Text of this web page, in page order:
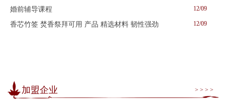
婚前辅导课程 12/09
香芯竹签 焚香祭拜可用 产品 精选材料 韧性强劲 12/09
加盟企业 > > > >